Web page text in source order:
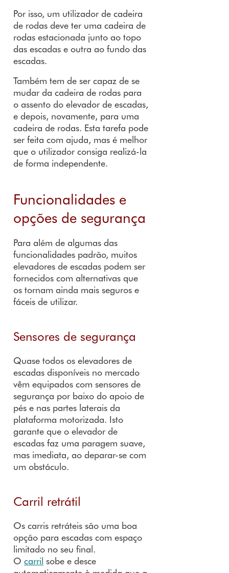
Por isso, um utilizador de cadeira
de rodas deve ter uma cadeira de
rodas estacionada junto ao topo
das escadas e outra ao fundo das
escadas.
Também tem de ser capaz de se
mudar da cadeira de rodas para
o assento do elevador de escadas,
e depois, novamente, para uma
cadeira de rodas. Esta tarefa pode
ser feita com ajuda, mas é melhor
que o utilizador consiga realizá-la
de forma independente.
Funcionalidades e
opções de segurança
Para além de algumas das
funcionalidades padrão, muitos
elevadores de escadas podem ser
fornecidos com alternativas que
os tornam ainda mais seguros e
fáceis de utilizar.
Sensores de segurança
Quase todos os elevadores de
escadas disponíveis no mercado
vêm equipados com sensores de
segurança por baixo do apoio de
pés e nas partes laterais da
plataforma motorizada. Isto
garante que o elevador de
escadas faz uma paragem suave,
mas imediata, ao deparar-se com
um obstáculo.
Carril retrátil
Os carris retráteis são uma boa
opção para escadas com espaço
limitado no seu final.
O carril sobe e desce